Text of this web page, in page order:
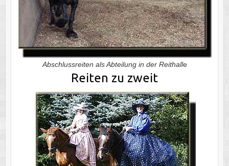
Abschlussreiten als Abteilung in der Reithalle
Reiten zu zweit